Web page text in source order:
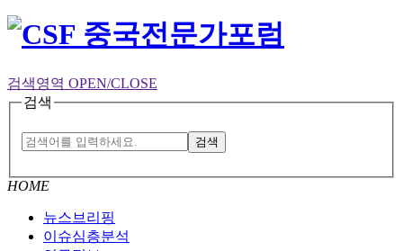
검색영역 OPEN/CLOSE
검색
검색
HOME
뉴스브리핑
이슈심층분석